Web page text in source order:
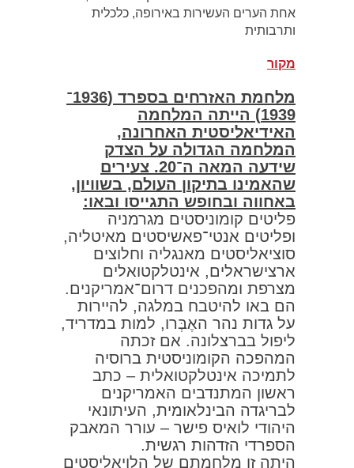
אחת הערים העשירות באירופה, כלכלית
ותרבותית
מקור
מלחמת האזרחים בספרד (1936־
1939) הייתה המלחמה
האידיאליסטית האחרונה,
המלחמה הגדולה על הצדק
שידעה המאה ה־20. צעירים
שהאמינו בתיקון העולם, בשוויון,
באחווה ובחופש התגייסו ובאו:
פליטים קומוניסטים מגרמניה
ופליטים אנטי־פאשיסטים מאיטליה,
סוציאליסטים מאנגליה וחלוצים
ארצישראלים, אינטלקטואלים
מצרפת ומהפכנים דרום־אמריקנים.
הם באו להיטבח במלגה, להיירות
על גדות נהר האֶבְּרו, למות במדריד,
ליפול בברצלונה. אם זכתה
המהפכה הקומוניסטית ברוסיה
לתמיכה אינטלקטואלית – כתב
ראשון המתנדבים האמריקנים
לבריגדה הבינלאומית, העיתונאי
היהודי לואיס פישר – עורר המאבק
הספרדי הזדהות רגשית.
היתה זו מלחמתם של הלויאליסטים